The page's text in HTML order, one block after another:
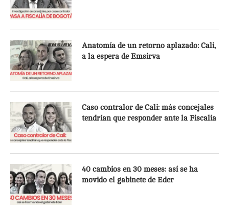
Anatomía de un retorno aplazado: Cali,
a la espera de Emsirva
Caso contralor de Cali: más concejales
tendrían que responder ante la Fiscalía
40 cambios en 30 meses: así se ha
movido el gabinete de Eder